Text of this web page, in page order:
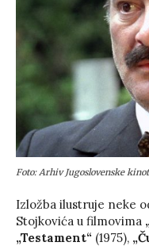
Foto: Arhiv Jugoslovenske
Izložba ilustruje neke
Stojkovića u filmovima
„Testament“ (1975),